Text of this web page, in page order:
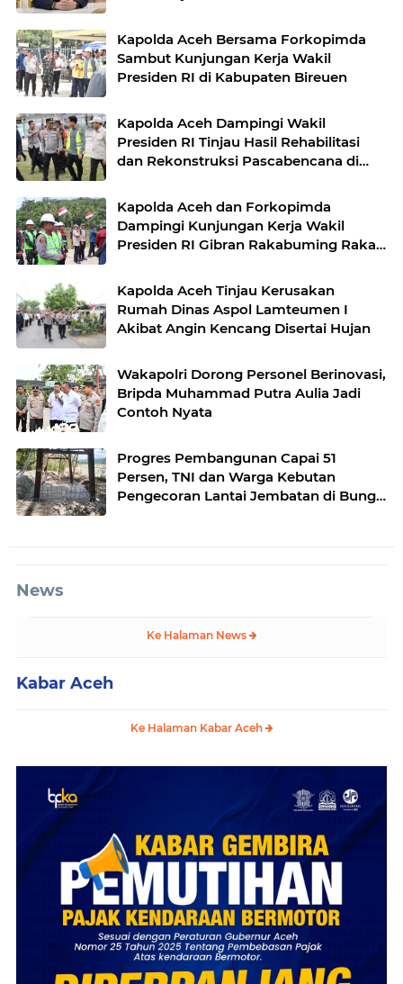
Kapolda Aceh Bersama Forkopimda
Sambut Kunjungan Kerja Wakil
Presiden RI di Kabupaten Bireuen
Kapolda Aceh Dampingi Wakil
Presiden RI Tinjau Hasil Rehabilitasi
dan Rekonstruksi Pascabencana di
Kapolda Aceh dan Forkopimda
Dampingi Kunjungan Kerja Wakil
Presiden RI Gibran Rakabuming Raka
Kapolda Aceh Tinjau Kerusakan
Rumah Dinas Aspol Lamteumen I
Akibat Angin Kencang Disertai Hujan
Wakapolri Dorong Personel Berinovasi,
Bripda Muhammad Putra Aulia Jadi
Contoh Nyata
Progres Pembangunan Capai 51
Persen, TNI dan Warga Kebutan
Pengecoran Lantai Jembatan di Bunga
News
Ke Halaman News
Kabar Aceh
Ke Halaman Kabar Aceh